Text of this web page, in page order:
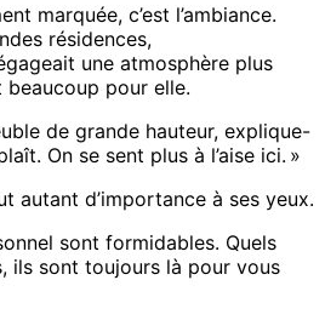
marquée, c’est l’ambiance.
résidences,
une atmosphère plus
pour elle.
de grande hauteur, explique-
On se sent plus à l’aise ici. »
autant d’importance à ses yeux.
sont formidables. Quels
ils sont toujours là pour vous